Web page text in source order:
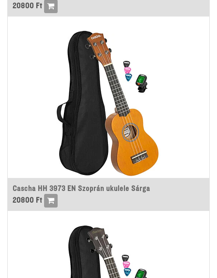
20800 Ft
Cascha HH 3973 EN Szoprán ukulele Sárga
20800 Ft